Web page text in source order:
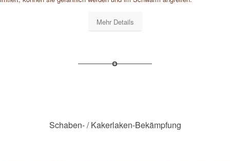
Mehr Details
Schaben- / Kakerlaken-Bekämpfung